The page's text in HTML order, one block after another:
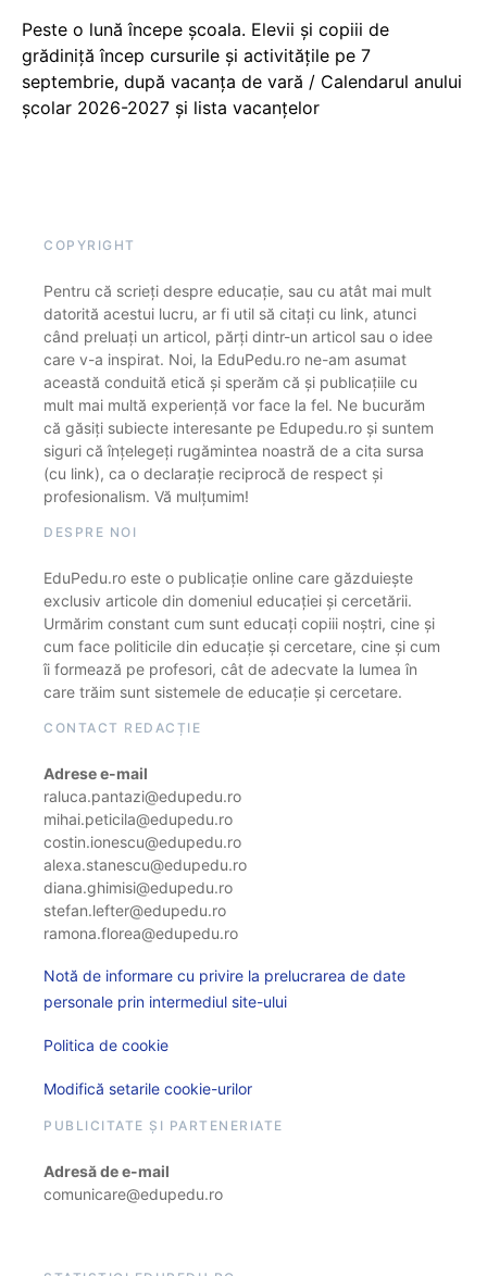
Peste o lună începe școala. Elevii și copiii de
grădiniță încep cursurile și activitățile pe 7
septembrie, după vacanța de vară / Calendarul anului
școlar 2026-2027 și lista vacanțelor
COPYRIGHT
Pentru că scrieți despre educație, sau cu atât mai mult
datorită acestui lucru, ar fi util să citați cu link, atunci
când preluați un articol, părți dintr-un articol sau o idee
care v-a inspirat. Noi, la EduPedu.ro ne-am asumat
această conduită etică și sperăm că și publicațiile cu
mult mai multă experiență vor face la fel. Ne bucurăm
că găsiți subiecte interesante pe Edupedu.ro și suntem
siguri că înțelegeți rugămintea noastră de a cita sursa
(cu link), ca o declarație reciprocă de respect și
profesionalism. Vă mulțumim!
DESPRE NOI
EduPedu.ro este o publicație online care găzduiește
exclusiv articole din domeniul educației și cercetării.
Urmărim constant cum sunt educați copiii noștri, cine și
cum face politicile din educație și cercetare, cine și cum
îi formează pe profesori, cât de adecvate la lumea în
care trăim sunt sistemele de educație și cercetare.
CONTACT REDACȚIE
Adrese e-mail
raluca.pantazi@edupedu.ro
mihai.peticila@edupedu.ro
costin.ionescu@edupedu.ro
alexa.stanescu@edupedu.ro
diana.ghimisi@edupedu.ro
stefan.lefter@edupedu.ro
ramona.florea@edupedu.ro
Notă de informare cu privire la prelucrarea de date
personale prin intermediul site-ului
Politica de cookie
Modifică setarile cookie-urilor
PUBLICITATE ȘI PARTENERIATE
Adresă de e-mail
comunicare@edupedu.ro